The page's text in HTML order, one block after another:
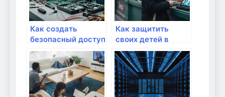
Как создать
безопасный доступ
в интернет для
детей?
Как защитить
своих детей в
интернете?